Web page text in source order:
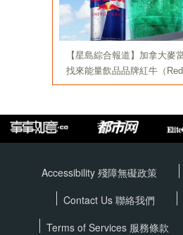
Accessibility 殘障無礙政策
Contact Us 聯絡我們
Terms of Services 服務條款